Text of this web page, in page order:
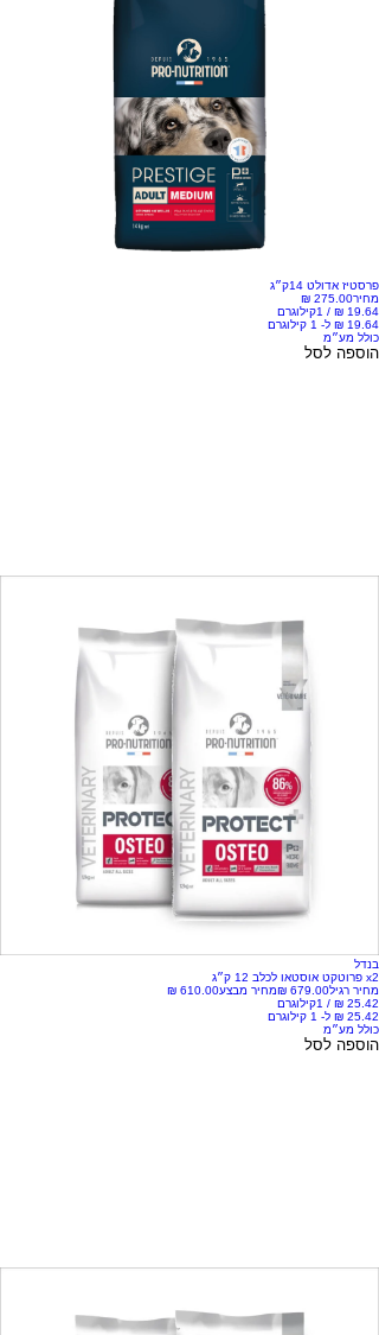
פרסטיז אדולט 14ק״ג
מחיר
/ 1קילוגרם
כולל מע״מ
הוספה לסל
בנדל
x2 פרוטקט אוסטאו לכלב 12 ק״ג
מחיר רגיל
מחיר מבצע
/ 1קילוגרם
כולל מע״מ
הוספה לסל